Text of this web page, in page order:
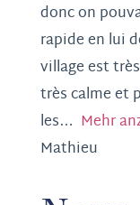
donc on
rapide en lui
village est
très calme et
les
Mehr
Mathieu